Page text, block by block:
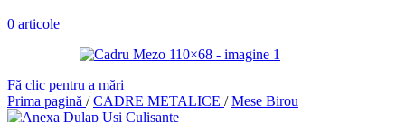
0 articole
Fă clic pentru a mări
Prima pagină / CADRE METALICE / Mese Birou